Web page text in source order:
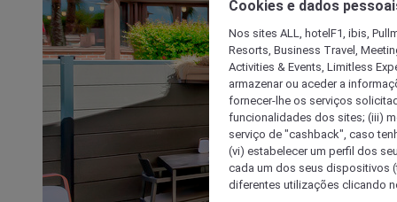
Cookies e dados
Nos sites ALL, hotelF1, ibis,
Resorts, Business Travel,
Activities & Events, Limitless
armazenar ou aceder a
fornecer-lhe os serviços
funcionalidades dos sites; (iii)
serviço de "cashback", caso
(vi) estabelecer um perfil dos
cada um dos seus dispositivos
diferentes utilizações clicando